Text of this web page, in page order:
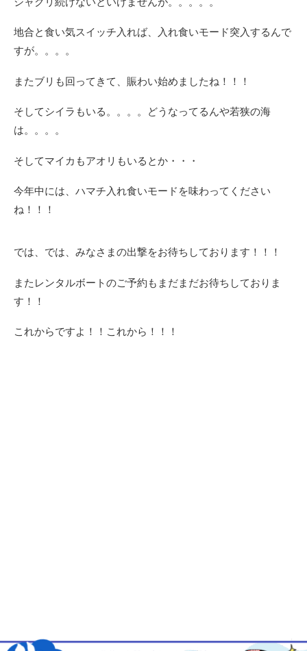
地合と食い気スイッチ入れば、入れ食いモード突入するんで
すが。。。。
またブリも回ってきて、賑わい始めましたね！！！
そしてシイラもいる。。。。どうなってるんや若狭の海
は。。。。
そしてマイカもアオリもいるとか・・・
今年中には、ハマチ入れ食いモードを味わってください
ね！！！
では、では、みなさまの出撃をお待ちしております！！！
またレンタルボートのご予約もまだまだお待ちしておりま
す！！
これからですよ！！これから！！！